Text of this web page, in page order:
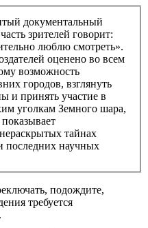
документальный
зрителей говорит:
люблю смотреть».
оценено во всем
возможность
городов, взглянуть
и принять участие в
уголкам Земного шара,
тайнах
последних научных
подождите,
требуется